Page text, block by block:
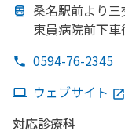
桑名駅前より
東員病院前下車
0594-76-2345
ウェブサイト
対応診療科